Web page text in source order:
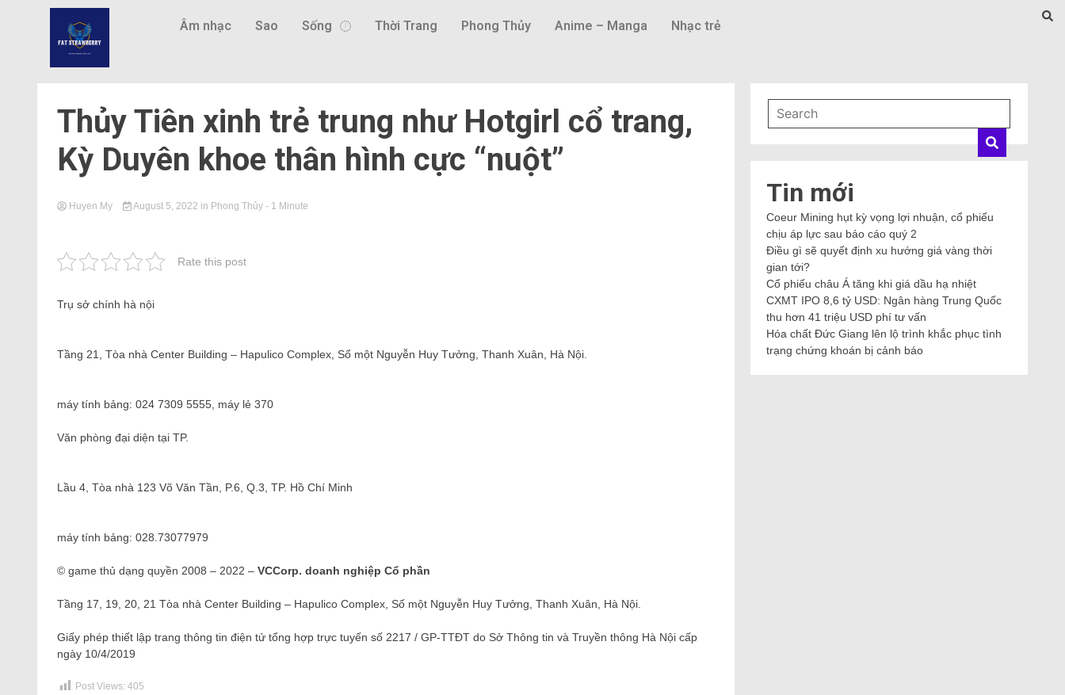
Âm nhạc Sao Sống Thời Trang Phong Thủy Anime – Manga Nhạc trẻ
Thủy Tiên xinh trẻ trung như Hotgirl cổ trang,
Kỳ Duyên khoe thân hình cực “nuột”
Huyen My August 5, 2022 in Phong Thủy - 1 Minute
Rate this post
Trụ sở chính hà nội
Tầng 21, Tòa nhà Center Building – Hapulico Complex, Số một Nguyễn Huy Tưởng, Thanh Xuân, Hà Nội.
máy tính bảng: 024 7309 5555, máy lẻ 370
Văn phòng đại diện tại TP.
Lầu 4, Tòa nhà 123 Võ Văn Tần, P.6, Q.3, TP. Hồ Chí Minh
máy tính bảng: 028.73077979
© game thủ dạng quyền 2008 – 2022 – VCCorp. doanh nghiệp Cổ phần
Tầng 17, 19, 20, 21 Tòa nhà Center Building – Hapulico Complex, Số một Nguyễn Huy Tưởng, Thanh Xuân, Hà Nội.
Giấy phép thiết lập trang thông tin điện tử tổng hợp trực tuyến số 2217 / GP-TTĐT do Sở Thông tin và Truyền thông Hà Nội cấp
ngày 10/4/2019
Post Views: 405
Tin mới
Coeur Mining hụt kỳ vọng lợi nhuận, cổ phiếu
chịu áp lực sau báo cáo quý 2
Điều gì sẽ quyết định xu hướng giá vàng thời
gian tới?
Cổ phiếu châu Á tăng khi giá dầu hạ nhiệt
CXMT IPO 8,6 tỷ USD: Ngân hàng Trung Quốc
thu hơn 41 triệu USD phí tư vấn
Hóa chất Đức Giang lên lộ trình khắc phục tình
trạng chứng khoán bị cảnh báo